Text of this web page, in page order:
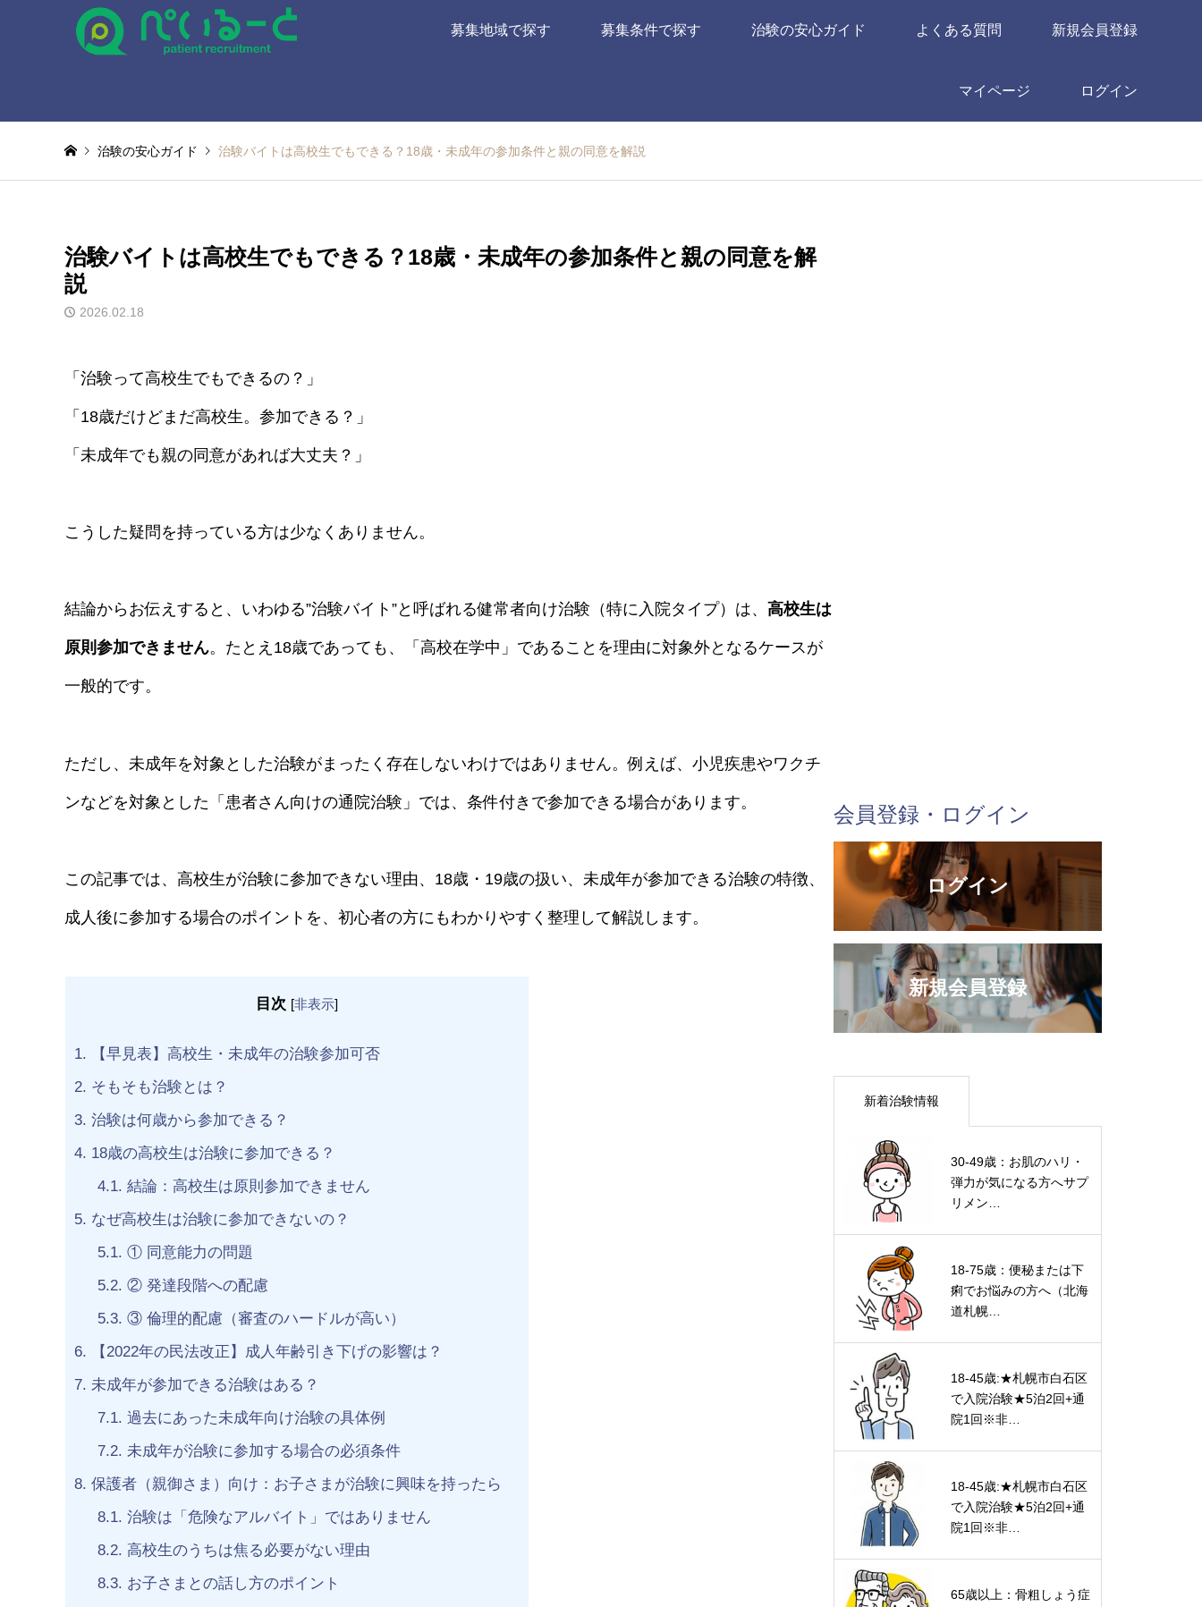
募集地域で探す 募集条件で探す 治験の安心ガイド よくある質問 新規会員登録
マイページ ログイン
治験の安心ガイド 治験バイトは高校生でもできる？18歳・未成年の参加条件と親の同意を解説
治験バイトは高校生でもできる？18歳・未成年の参加条件と親の同意を解
説
2026.02.18
「治験って高校生でもできるの？」
「18歳だけどまだ高校生。参加できる？」
「未成年でも親の同意があれば大丈夫？」
こうした疑問を持っている方は少なくありません。
結論からお伝えすると、いわゆる”治験バイト”と呼ばれる健常者向け治験（特に入院タイプ）は、 高校生は
原則参加できません。たとえ18歳であっても、「高校在学中」であることを理由に対象外となるケースが
一般的です。
ただし、未成年を対象とした治験がまったく存在しないわけではありません。例えば、小児疾患やワクチ
ンなどを対象とした「患者さん向けの通院治験」では、条件付きで参加できる場合があります。
この記事では、高校生が治験に参加できない理由、18歳・19歳の扱い、未成年が参加できる治験の特徴、
成人後に参加する場合のポイントを、初心者の方にもわかりやすく整理して解説します。
目次 [非表示]
1. 【早見表】高校生・未成年の治験参加可否
2. そもそも治験とは？
3. 治験は何歳から参加できる？
4. 18歳の高校生は治験に参加できる？
4.1. 結論：高校生は原則参加できません
5. なぜ高校生は治験に参加できないの？
5.1. ① 同意能力の問題
5.2. ② 発達段階への配慮
5.3. ③ 倫理的配慮（審査のハードルが高い）
6. 【2022年の民法改正】成人年齢引き下げの影響は？
7. 未成年が参加できる治験はある？
7.1. 過去にあった未成年向け治験の具体例
7.2. 未成年が治験に参加する場合の必須条件
8. 保護者（親御さま）向け：お子さまが治験に興味を持ったら
8.1. 治験は「危険なアルバイト」ではありません
8.2. 高校生のうちは焦る必要がない理由
8.3. お子さまとの話し方のポイント
会員登録・ログイン
ログイン
新規会員登録
新着治験情報
30-49歳：お肌のハリ・
弾力が気になる方へサプ
リメン…
18-75歳：便秘または下
痢でお悩みの方へ（北海
道札幌…
18-45歳:★札幌市白石区
で入院治験★5泊2回+通
院1回※非…
18-45歳:★札幌市白石区
で入院治験★5泊2回+通
院1回※非…
65歳以上：骨粗しょう症